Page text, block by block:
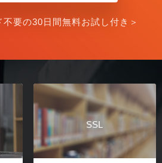
不要の30日間無料お試し付き＞
SSL